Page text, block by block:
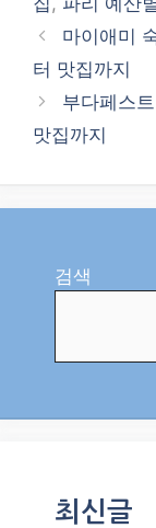
마이애미
터 맛집까지
부다페스
맛집까지
검색
최신글